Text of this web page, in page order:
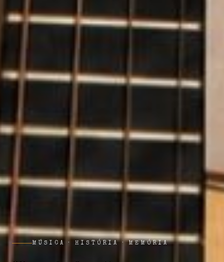
MÚSICA · HISTÓRIA · MEMÓRIA